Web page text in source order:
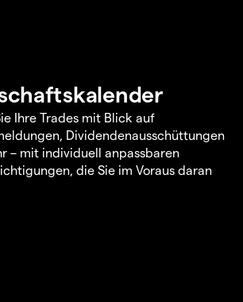
Ihre Trades mit Blick auf
Dividendenausschüttungen
– mit individuell anpassbaren
die Sie im Voraus daran